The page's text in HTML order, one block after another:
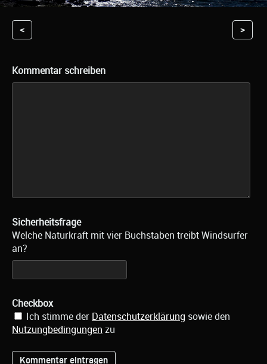
< >
Kommentar schreiben
Sicherheitsfrage
Welche Naturkraft mit vier Buchstaben treibt Windsurfer
an?
Checkbox
Ich stimme der Datenschutzerklärung sowie den
Nutzungbedingungen zu